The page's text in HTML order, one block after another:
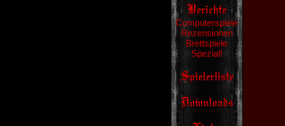
Computerspiele
Rezensionen
Brettspiele
Spezial!